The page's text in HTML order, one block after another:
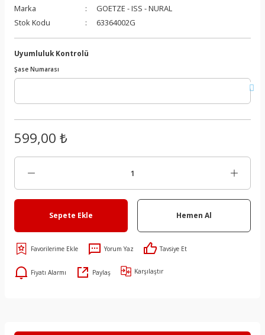
Marka
GOETZE - ISS - NURAL
Stok Kodu
63364002G
Uyumluluk Kontrolü
Şase Numarası
599,00 ₺
Sepete Ekle Hemen Al
Yorum Yaz Tavsiye Et
Fiyatı Alarmı Paylaş Karşılaştır